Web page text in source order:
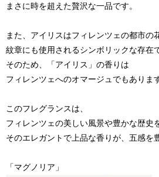
まさに時を超えた贅沢な一品です。
また、アイリスはフィレンツェの都市の
紋章にも使用されるシンボリックな存在
そのため、「アイリス」の香りは
フィレンツェへのオマージュでもあります
このフレグランスは、
フィレンツェの美しい風景や豊かな歴史
そのエレガントで上品な香りが、五感を
「マグノリア」